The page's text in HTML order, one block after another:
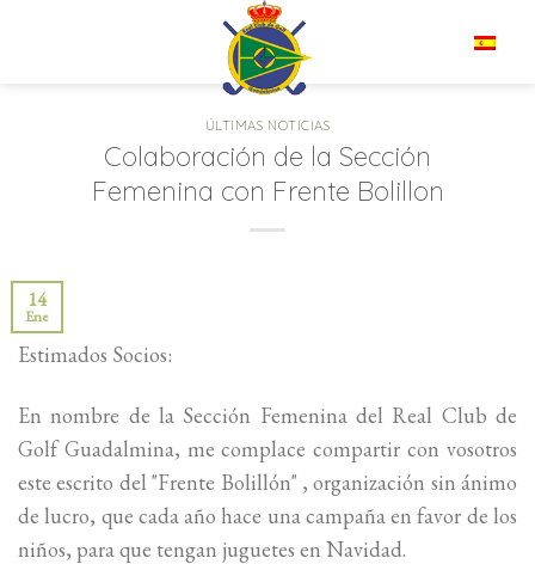
ÚLTIMAS NOTICIAS
Colaboración de la Sección
Femenina con Frente Bolillon
14
Ene
Estimados Socios:
En nombre de la Sección Femenina del Real Club de
Golf Guadalmina, me complace compartir con vosotros
este escrito del "Frente Bolillón" , organización sin ánimo
de lucro, que cada año hace una campaña en favor de los
niños, para que tengan juguetes en Navidad.